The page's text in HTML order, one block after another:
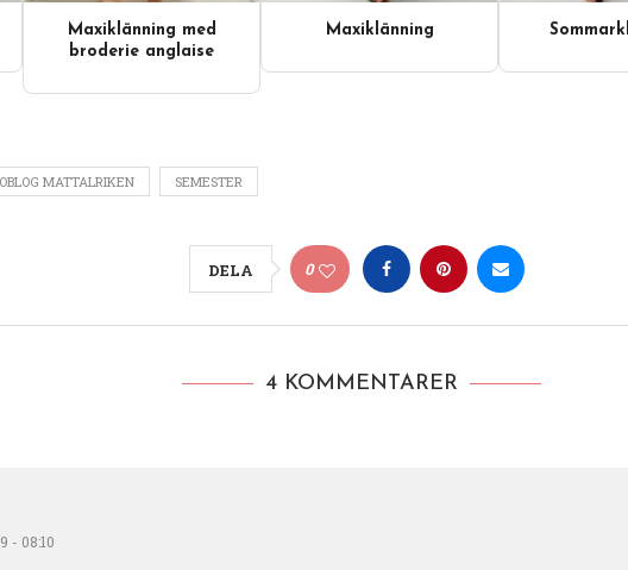
Maxiklänning med
broderie anglaise
Maxiklänning
MATTALRIKEN SEMESTER
DELA 0
4 KOMMENTARER
- 08:10